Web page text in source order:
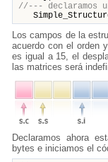
//--- declaramos
Los campos de la
acuerdo con el orden
es igual a 15, el
las matrices será
Declaramos ahora
bytes e iniciamos el